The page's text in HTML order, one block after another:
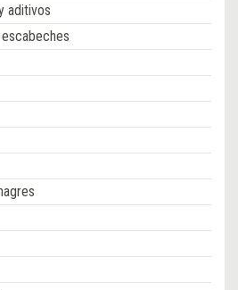
aditivos